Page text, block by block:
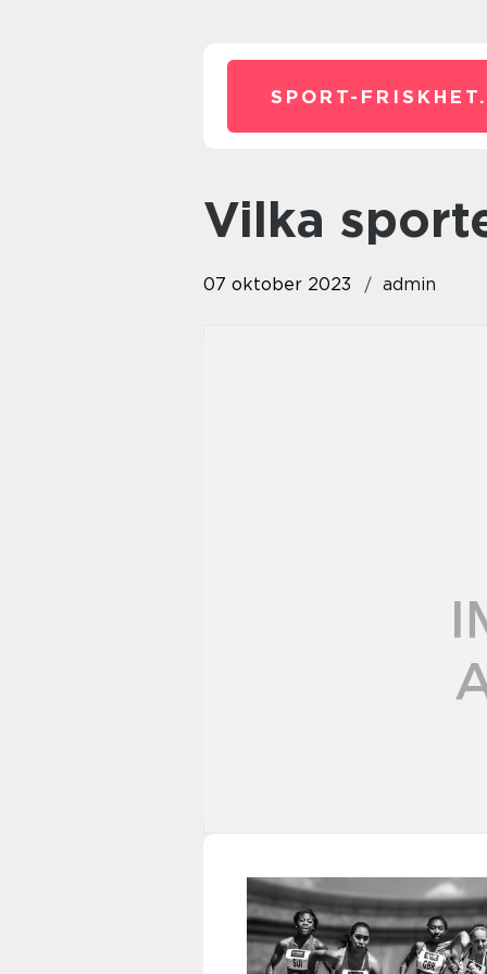
SPORT-FRISKHET.
vilka
07 oktober 2023 admin